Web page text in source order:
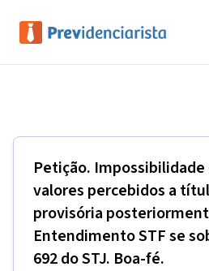
Petição.
valores percebidos a
provisória
Entendimento STF se
692 do STJ. Boa-fé.